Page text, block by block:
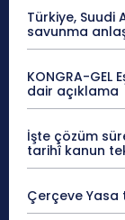
Türkiye,
savunma
KONGRA-GEL
dair açıklama
İşte çözüm
tarihî kanun
Çerçeve Yasa